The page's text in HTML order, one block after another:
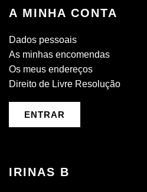
A MINHA CONTA
Dados pessoais
As minhas encomendas
Os meus endereços
Direito de Livre Resolução
ENTRAR
IRINAS B